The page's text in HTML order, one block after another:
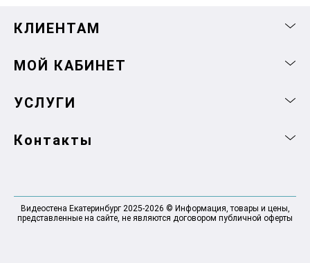
КЛИЕНТАМ
МОЙ КАБИНЕТ
УСЛУГИ
Контакты
Видеостена Екатеринбург 2025-2026 © Информация, товары и цены,
представленные на сайте, не являются договором публичной оферты